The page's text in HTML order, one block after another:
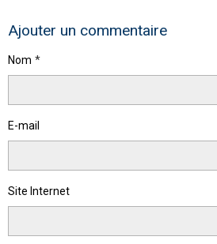
Ajouter un commentaire
Nom
E-mail
Site Internet